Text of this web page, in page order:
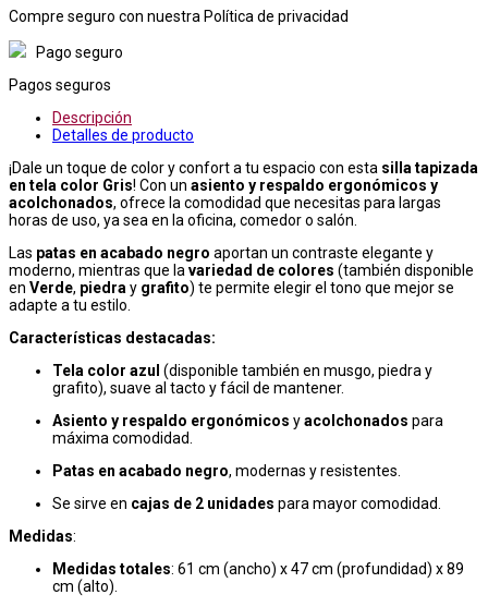
Compre seguro con nuestra Política de privacidad
Pago seguro
Pagos seguros
Descripción
Detalles de producto
¡Dale un toque de color y confort a tu espacio con esta silla tapizada
en tela color Gris! Con un asiento y respaldo ergonómicos y
acolchonados, ofrece la comodidad que necesitas para largas
horas de uso, ya sea en la oficina, comedor o salón.
Las patas en acabado negro aportan un contraste elegante y
moderno, mientras que la variedad de colores (también disponible
en Verde, piedra y grafito) te permite elegir el tono que mejor se
adapte a tu estilo.
Características destacadas:
Tela color azul (disponible también en musgo, piedra y
grafito), suave al tacto y fácil de mantener.
Asiento y respaldo ergonómicos yacolchonados para
máxima comodidad.
Patas en acabado negro, modernas y resistentes.
Se sirve en cajas de 2 unidades para mayor comodidad.
Medidas:
Medidas totales: 61 cm (ancho) x 47 cm (profundidad) x 89
cm (alto).